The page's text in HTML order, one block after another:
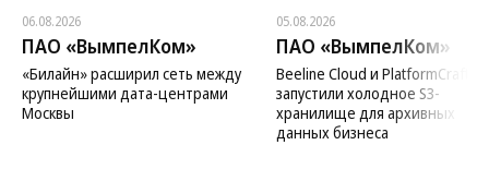
06.08.2026
ПАО «ВымпелКом»
«Билайн» расширил сеть между
крупнейшими дата-центрами
Москвы
05.08.2026
ПАО «ВымпелКом»
Beeline Cloud и PlatformCraft
запустили холодное S3-
хранилище для архивных
данных бизнеса